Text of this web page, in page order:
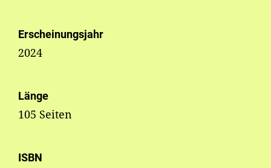
Erscheinungsjahr
2024
Länge
105 Seiten
ISBN